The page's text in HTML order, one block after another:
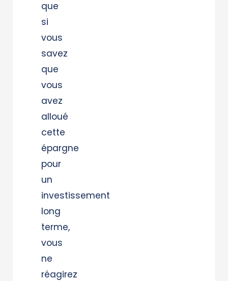
que
si
vous
savez
que
vous
avez
alloué
cette
épargne
pour
un
investissement
long
terme,
vous
ne
réagirez